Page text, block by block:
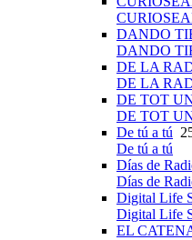
DANDO
DANDO
DE LA
DE LA
DE TOT
DE TOT
De tú a tú
De tú a tú
Días de
Días de
Digital Life
Digital Life
EL